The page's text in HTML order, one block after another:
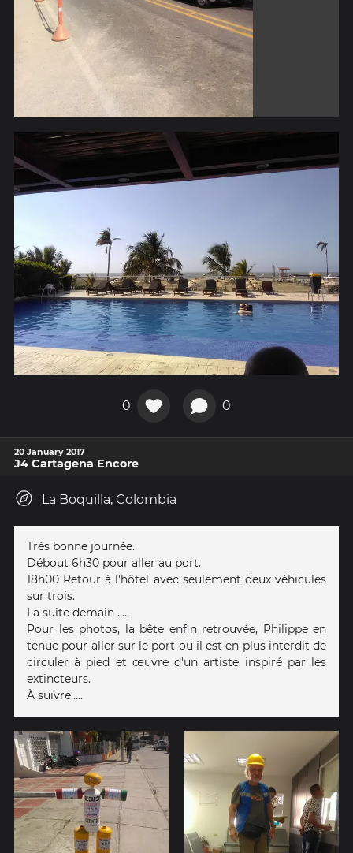
0 0
20 January 2017
J4 Cartagena Encore
La Boquilla, Colombia
Très bonne journée.
Débout 6h30 pour aller au port.
18h00 Retour à l'hôtel avec seulement deux véhicules
sur trois.
La suite demain .....
Pour les photos, la bête enfin retrouvée, Philippe en
tenue pour aller sur le port ou il est en plus interdit de
circuler à pied et œuvre d'un artiste inspiré par les
extincteurs.
À suivre.....